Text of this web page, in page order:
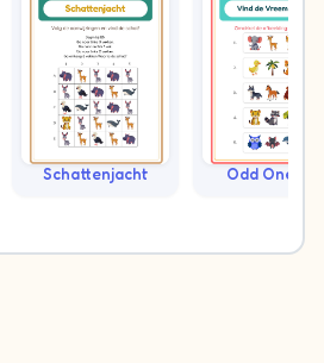
Schattenjacht Odd One